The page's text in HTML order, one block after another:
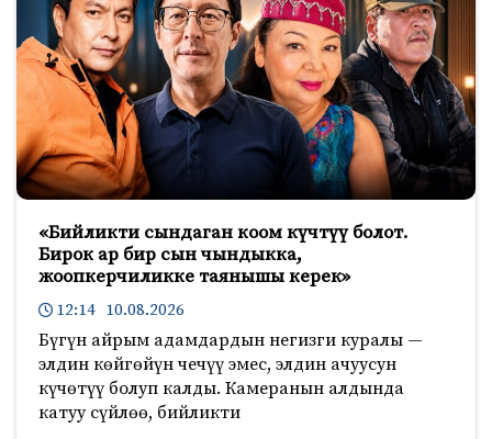
«Бийликти сындаган коом күчтүү болот.
Бирок ар бир сын чындыкка,
жоопкерчиликке таянышы керек»
12:14 10.08.2026
Бүгүн айрым адамдардын негизги куралы —
элдин көйгөйүн чечүү эмес, элдин ачуусун
күчөтүү болуп калды. Камеранын алдында
катуу сүйлөө, бийликти